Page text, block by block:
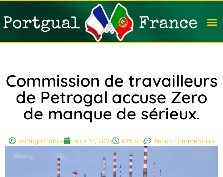
Commission de travailleurs
de Petrogal accuse Zero
de manque de sérieux.
portugalfrance août 18, 2025 6:15 pm Aucun commentaire